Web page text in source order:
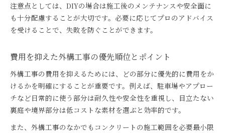
注意点としては、DIYの場合は施工後のメンテナンスや安全面に
も十分配慮することが大切です。必要に応じてプロのアドバイス
を受けることで、失敗を防ぐことができます。
費用を抑えた外構工事の優先順位とポイント
外構工事の費用を抑えるためには、どの部分に優先的に費用をか
けるかを明確にすることが重要です。例えば、駐車場やアプロー
チなど日常的に使う部分は耐久性や安全性を重視し、目立たない
裏庭や境界部分は低コストな素材を選ぶと効率的です。
また、外構工事のなかでもコンクリートの施工範囲を必要最小限